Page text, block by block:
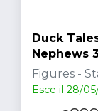
Duck
Nephews
Figures -
Esce il 28/